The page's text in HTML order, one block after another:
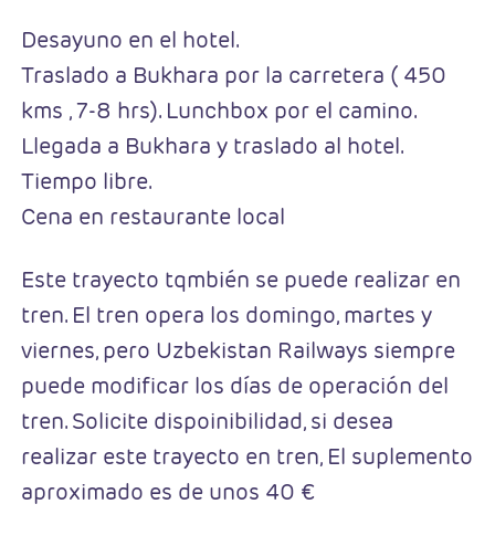
Desayuno en el hotel.
Traslado a Bukhara por la carretera ( 450
kms , 7-8 hrs). Lunchbox por el camino.
Llegada a Bukhara y traslado al hotel.
Tiempo libre.
Cena en restaurante local
Este trayecto tqmbién se puede realizar en
tren. El tren opera los domingo, martes y
viernes, pero Uzbekistan Railways siempre
puede modificar los días de operación del
tren. Solicite dispoinibilidad, si desea
realizar este trayecto en tren, El suplemento
aproximado es de unos 40 €